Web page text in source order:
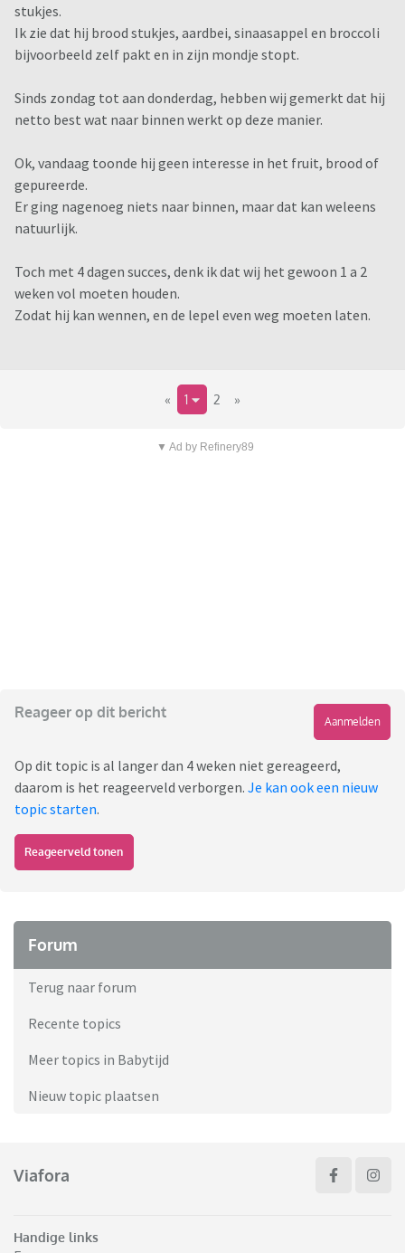
stukjes.
Ik zie dat hij brood stukjes, aardbei, sinaasappel en broccoli
bijvoorbeeld zelf pakt en in zijn mondje stopt.
Sinds zondag tot aan donderdag, hebben wij gemerkt dat hij
netto best wat naar binnen werkt op deze manier.
Ok, vandaag toonde hij geen interesse in het fruit, brood of
gepureerde.
Er ging nagenoeg niets naar binnen, maar dat kan weleens
natuurlijk.
Toch met 4 dagen succes, denk ik dat wij het gewoon 1 a 2
weken vol moeten houden.
Zodat hij kan wennen, en de lepel even weg moeten laten.
« 1 2 »
▼ Ad by Refinery89
Reageer op dit bericht
Aanmelden
Op dit topic is al langer dan 4 weken niet gereageerd,
daarom is het reageerveld verborgen. Je kan ook een nieuw
topic starten.
Reageerveld tonen
Forum
Terug naar forum
Recente topics
Meer topics in Babytijd
Nieuw topic plaatsen
Viafora
Handige links